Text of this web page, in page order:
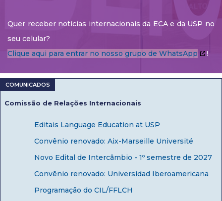
Quer receber notícias internacionais da ECA e da USP no
seu celular?
Clique aqui para entrar no nosso grupo de WhatsApp
!
Comissão de Relações Internacionais
Editais Language Education at USP
Convênio renovado: Aix-Marseille Université
Novo Edital de Intercâmbio - 1º semestre de 2027
Convênio renovado: Universidad Iberoamericana
Programação do CIL/FFLCH